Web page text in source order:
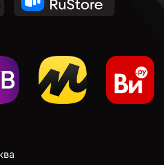
с внутренним шестигранником